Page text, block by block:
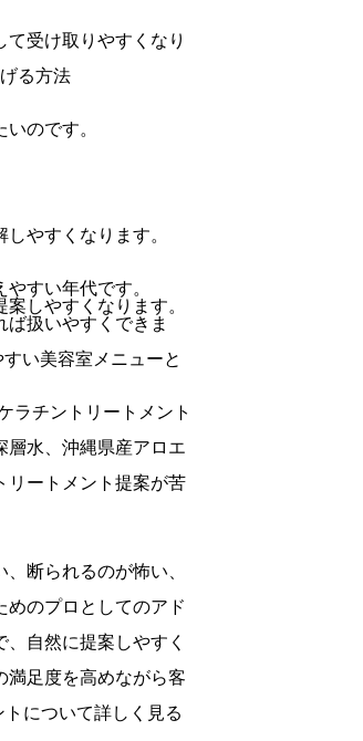
受け取りやすくなり
る方法
のです。
やすくなります。
すい年代です。
しやすくなります。
扱いやすくできま
い美容室メニューと
ラチントリートメント
層水、沖縄県産アロエ
リートメント提案が苦
断られるのが怖い、
めのプロとしてのアド
自然に提案しやすく
満足度を高めながら客
について詳しく見る